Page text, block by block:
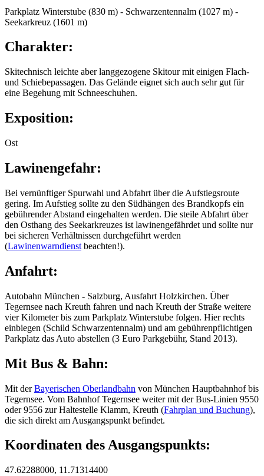
Parkplatz Winterstube (830 m) - Schwarzentennalm (1027 m) -
Seekarkreuz (1601 m)
Charakter:
Skitechnisch leichte aber langgezogene Skitour mit einigen Flach-
und Schiebepassagen. Das Gelände eignet sich auch sehr gut für
eine Begehung mit Schneeschuhen.
Exposition:
Ost
Lawinengefahr:
Bei vernünftiger Spurwahl und Abfahrt über die Aufstiegsroute
gering. Im Aufstieg sollte zu den Südhängen des Brandkopfs ein
gebührender Abstand eingehalten werden. Die steile Abfahrt über
den Osthang des Seekarkreuzes ist lawinengefährdet und sollte nur
bei sicheren Verhältnissen durchgeführt werden
(Lawinenwarndienst beachten!).
Anfahrt:
Autobahn München - Salzburg, Ausfahrt Holzkirchen. Über
Tegernsee nach Kreuth fahren und nach Kreuth der Straße weitere
vier Kilometer bis zum Parkplatz Winterstube folgen. Hier rechts
einbiegen (Schild Schwarzentennalm) und am gebührenpflichtigen
Parkplatz das Auto abstellen (3 Euro Parkgebühr, Stand 2013).
Mit Bus & Bahn:
Mit derBayerischen Oberlandbahn von München Hauptbahnhof bis
Tegernsee. Vom Bahnhof Tegernsee weiter mit der Bus-Linien 9550
oder 9556 zur Haltestelle Klamm, Kreuth (Fahrplan und Buchung),
die sich direkt am Ausgangspunkt befindet.
Koordinaten des Ausgangspunkts:
47.62288000, 11.71314400